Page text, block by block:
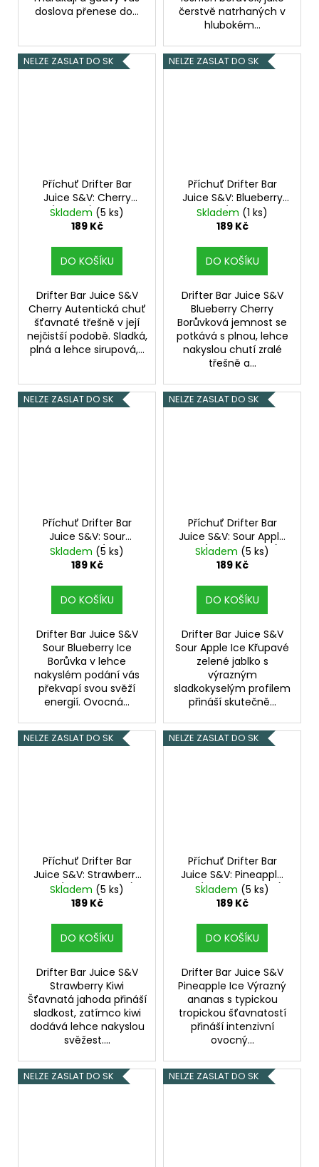
doslova přenese do...
čerstvě natrhaných v
hlubokém...
NELZE ZASLAT DO SK
Příchuť Drifter Bar
Juice S&V: Cherry
(Třešeň) 6,0ml
Skladem (5 ks)
189 Kč
DO KOŠÍKU
Drifter Bar Juice S&V
Cherry Autentická chuť
šťavnaté třešně v její
nejčistší podobě. Sladká,
plná a lehce sirupová,...
NELZE ZASLAT DO SK
Příchuť Drifter Bar
Juice S&V: Blueberry
Cherry (Borůvka a
třešeň) 6,0ml
Skladem (1 ks)
189 Kč
DO KOŠÍKU
Drifter Bar Juice S&V
Blueberry Cherry
Borůvková jemnost se
potkává s plnou, lehce
nakyslou chutí zralé
třešně a...
NELZE ZASLAT DO SK
Příchuť Drifter Bar
Juice S&V: Sour
Blueberry Ice (Ledová
borůvka) 6,0ml
Skladem (5 ks)
189 Kč
DO KOŠÍKU
Drifter Bar Juice S&V
Sour Blueberry Ice
Borůvka v lehce
nakyslém podání vás
překvapí svou svěží
energií. Ovocná...
NELZE ZASLAT DO SK
Příchuť Drifter Bar
Juice S&V: Sour Apple
Ice (Ledové jablko)
6,0ml
Skladem (5 ks)
189 Kč
DO KOŠÍKU
Drifter Bar Juice S&V
Sour Apple Ice Křupavé
zelené jablko s
výrazným
sladkokyselým profilem
přináší skutečně...
NELZE ZASLAT DO SK
Příchuť Drifter Bar
Juice S&V: Strawberry
Kiwi (Jahoda a kiwi)
6,0ml
Skladem (5 ks)
189 Kč
DO KOŠÍKU
Drifter Bar Juice S&V
Strawberry Kiwi
Šťavnatá jahoda přináší
sladkost, zatímco kiwi
dodává lehce nakyslou
svěžest....
NELZE ZASLAT DO SK
Příchuť Drifter Bar
Juice S&V: Pineapple
Ice (Ledový ananas)
6,0ml
Skladem (5 ks)
189 Kč
DO KOŠÍKU
Drifter Bar Juice S&V
Pineapple Ice Výrazný
ananas s typickou
tropickou šťavnatostí
přináší intenzivní
ovocný...
NELZE ZASLAT DO SK NELZE ZASLAT DO SK